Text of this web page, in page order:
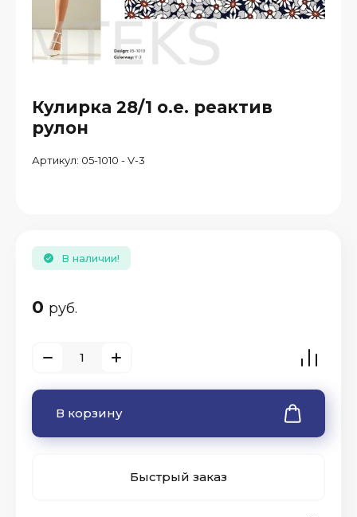
Кулирка 28/1 о.е. реактив
рулон
Артикул: 05-1010 - V-3
В наличии!
0 руб.
В корзину
Быстрый заказ